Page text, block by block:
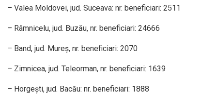
– Valea Moldovei, jud. Suceava: nr. beneficiari: 2511
– Râmnicelu, jud. Buzău, nr. beneficiari: 24666
– Band, jud. Mureș, nr. beneficiari: 2070
– Zimnicea, jud. Teleorman, nr. beneficiari: 1639
– Horgești, jud. Bacău: nr. beneficiari: 1888